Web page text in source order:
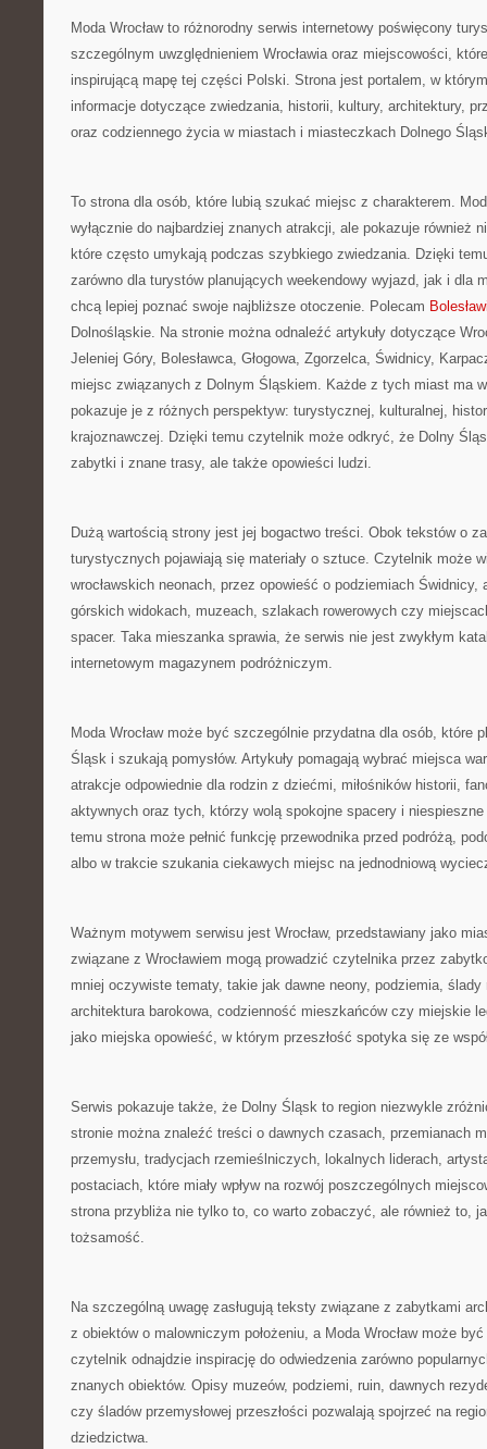
Moda Wrocław to różnorodny serwis internetowy poświęcony
szczególnym uwzględnieniem Wrocławia oraz miejscowości,
inspirującą mapę tej części Polski. Strona jest portalem, w
informacje dotyczące zwiedzania, historii, kultury, architektury,
oraz codziennego życia w miastach i miasteczkach Dolnego
To strona dla osób, które lubią szukać miejsc z charakterem.
wyłącznie do najbardziej znanych atrakcji, ale pokazuje również
które często umykają podczas szybkiego zwiedzania. Dzięki
zarówno dla turystów planujących weekendowy wyjazd, jak i dla
chcą lepiej poznać swoje najbliższe otoczenie. Polecam
Dolnośląskie. Na stronie można odnaleźć artykuły dotyczące
Jeleniej Góry, Bolesławca, Głogowa, Zgorzelca, Świdnicy,
miejsc związanych z Dolnym Śląskiem. Każde z tych miast ma
pokazuje je z różnych perspektyw: turystycznej, kulturalnej,
krajoznawczej. Dzięki temu czytelnik może odkryć, że Dolny
zabytki i znane trasy, ale także opowieści ludzi.
Dużą wartością strony jest jej bogactwo treści. Obok tekstów o
turystycznych pojawiają się materiały o sztuce. Czytelnik może
wrocławskich neonach, przez opowieść o podziemiach Świdnicy,
górskich widokach, muzeach, szlakach rowerowych czy
spacer. Taka mieszanka sprawia, że serwis nie jest zwykłym
internetowym magazynem podróżniczym.
Moda Wrocław może być szczególnie przydatna dla osób, które
Śląsk i szukają pomysłów. Artykuły pomagają wybrać miejsca
atrakcje odpowiednie dla rodzin z dziećmi, miłośników historii,
aktywnych oraz tych, którzy wolą spokojne spacery i
temu strona może pełnić funkcję przewodnika przed podróżą,
albo w trakcie szukania ciekawych miejsc na jednodniową
Ważnym motywem serwisu jest Wrocław, przedstawiany jako
związane z Wrocławiem mogą prowadzić czytelnika przez
mniej oczywiste tematy, takie jak dawne neony, podziemia, ślady
architektura barokowa, codzienność mieszkańców czy miejskie
jako miejska opowieść, w którym przeszłość spotyka się ze
Serwis pokazuje także, że Dolny Śląsk to region niezwykle
stronie można znaleźć treści o dawnych czasach, przemianach
przemysłu, tradycjach rzemieślniczych, lokalnych liderach,
postaciach, które miały wpływ na rozwój poszczególnych
strona przybliża nie tylko to, co warto zobaczyć, ale również to,
tożsamość.
Na szczególną uwagę zasługują teksty związane z zabytkami
z obiektów o malowniczym położeniu, a Moda Wrocław może
czytelnik odnajdzie inspirację do odwiedzenia zarówno
znanych obiektów. Opisy muzeów, podziemi, ruin, dawnych
czy śladów przemysłowej przeszłości pozwalają spojrzeć na
dziedzictwa.